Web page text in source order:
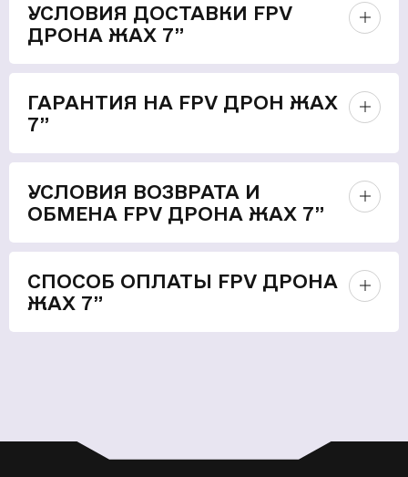
УСЛОВИЯ ДОСТАВКИ FPV
ДРОНА ЖАХ 7”
ГАРАНТИЯ НА FPV ДРОН ЖАХ
7”
УСЛОВИЯ ВОЗВРАТА И
ОБМЕНА FPV ДРОНА ЖАХ 7”
СПОСОБ ОПЛАТЫ FPV ДРОНА
ЖАХ 7”